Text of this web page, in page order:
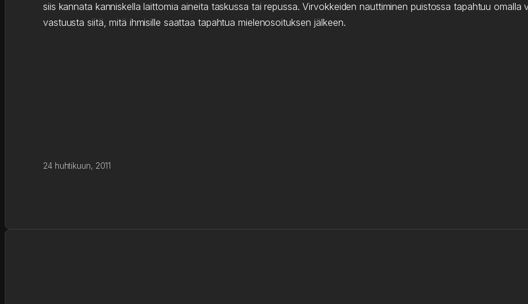
siis kannata kanniskella laittomia aineita taskussa tai repussa. Virvokkeiden nauttiminen puistossa tapahtuu
vastuusta siitä, mitä ihmisille saattaa tapahtua mielenosoituksen jälkeen.
24 huhtikuun, 2011